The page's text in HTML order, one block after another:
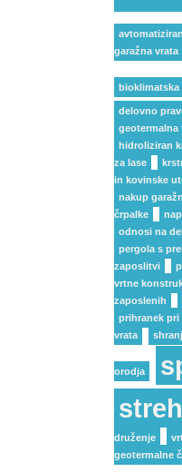
garažna vrata
bioklimatska
delovno
geotermalna
hidroliziran
za lase
in kovinske
nakup
črpalke
odnosi na
pergola s
zaposlitvi
vrtne
zaposlenih
prihranek pri
vrata
orodja
druženje
geotermalne